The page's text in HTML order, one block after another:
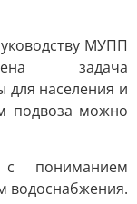
МУПП
задача
для населения и
подвоза можно
пониманием
водоснабжения.